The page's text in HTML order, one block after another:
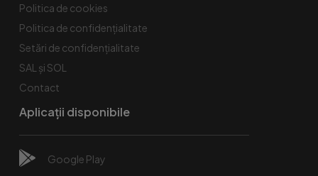
Politica de cookies
Politica de confidențialitate
Setări de confidențialitate
SAL și SOL
Contact
Aplicații disponibile
Google Play